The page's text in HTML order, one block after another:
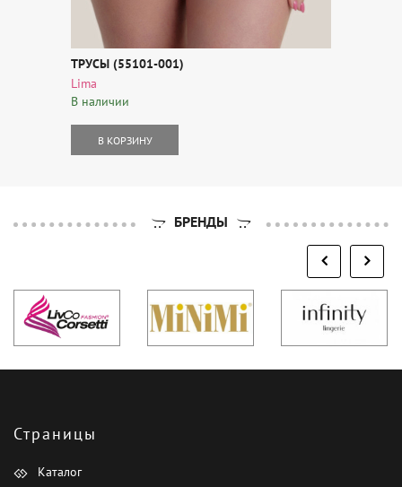
ТРУСЫ (55101-001)
Lima
В наличии
В КОРЗИНУ
БРЕНДЫ
Страницы
Каталог